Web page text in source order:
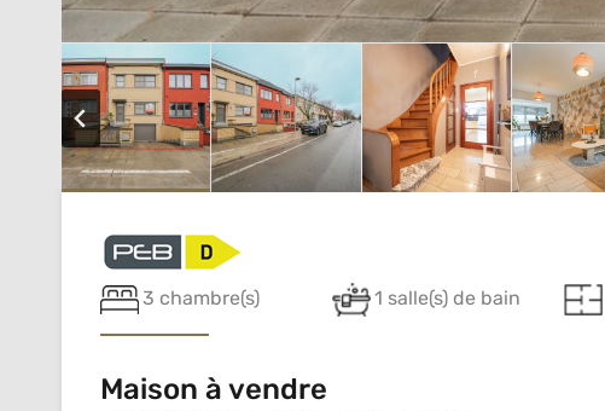
3 chambre(s) 1 salle(s) de bain
Maison à vendre